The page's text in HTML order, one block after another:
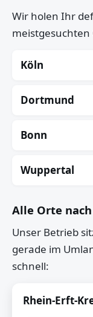
Wir holen Ihr
Köln
Dortmund
Bonn
Wuppertal
Alle Orte
Unser Betrieb
gerade im
schnell:
Rhein-Erft-